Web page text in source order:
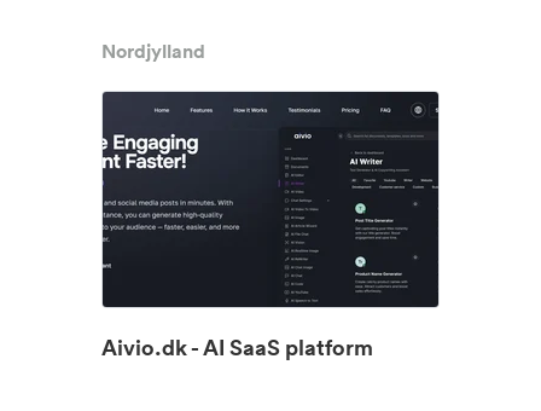
Nordjylland
Aivio.dk - AI SaaS platform